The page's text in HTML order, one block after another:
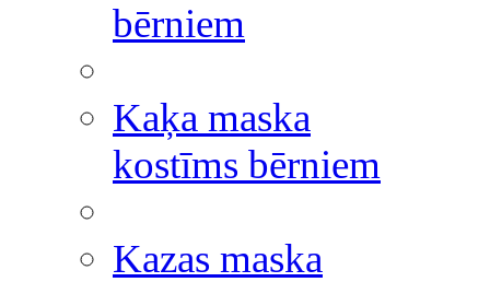
bērniem
Kaķa maska
kostīms bērniem
Kazas maska